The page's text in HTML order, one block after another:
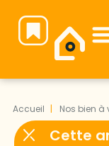
Accueil Nos bien à
Cette